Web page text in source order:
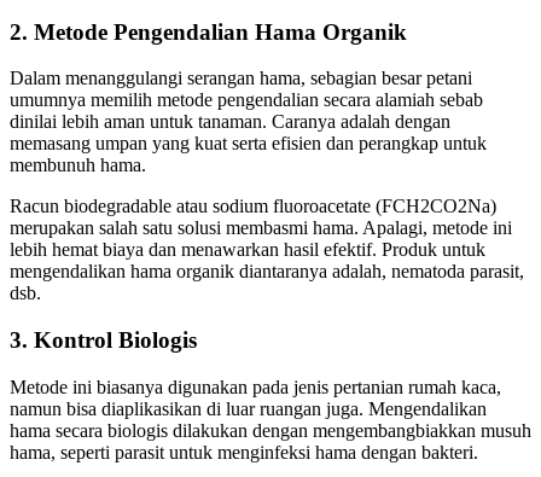
2. Metode Pengendalian Hama Organik
Dalam menanggulangi serangan hama, sebagian besar petani
umumnya memilih metode pengendalian secara alamiah sebab
dinilai lebih aman untuk tanaman. Caranya adalah dengan
memasang umpan yang kuat serta efisien dan perangkap untuk
membunuh hama.
Racun biodegradable atau sodium fluoroacetate (FCH2CO2Na)
merupakan salah satu solusi membasmi hama. Apalagi, metode ini
lebih hemat biaya dan menawarkan hasil efektif. Produk untuk
mengendalikan hama organik diantaranya adalah, nematoda parasit,
dsb.
3. Kontrol Biologis
Metode ini biasanya digunakan pada jenis pertanian rumah kaca,
namun bisa diaplikasikan di luar ruangan juga. Mengendalikan
hama secara biologis dilakukan dengan mengembangbiakkan musuh
hama, seperti parasit untuk menginfeksi hama dengan bakteri.